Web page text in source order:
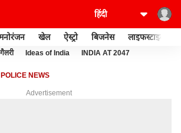
खेल ऐस्ट्रो बिजनेस लाइफस्टाइल
Ideas of India INDIA AT 2047
NEWS
Advertisement